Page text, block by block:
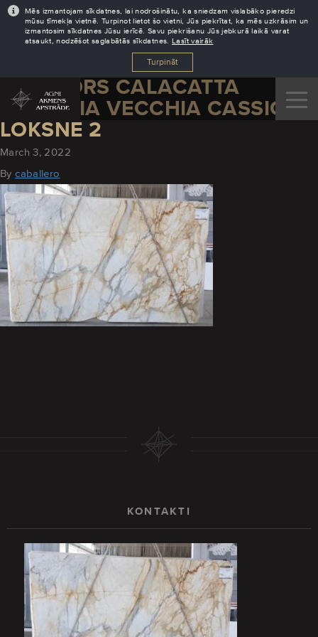
Mēs izmantojam sīkdatnes, lai nodrošinātu, ka sniedzam vislabāko pieredzi
mūsu tīmekļa vietnē. Turpinot lietot šo vietni, Jūs piekrītat, ka mēs uzkrāsim un
izmantosim sīkdatnes Jūsu ierīcē. Savu piekrišanu Jūs jebkurā laikā varat
atsaukt, nodzēšot saglabātās sīkdatnes. Lasīt vairāk
Turpināt
MARMORS CALACATTA
MACCHIA VECCHIA CASSIC
LOKSNE 2
March 3, 2022
Bycaballero
KONTAKTI